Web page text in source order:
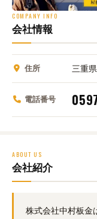
COMPANY INFO
会社情報
住所 三重
電話番号
ABOUT US
会社紹介
株式会社中村板金